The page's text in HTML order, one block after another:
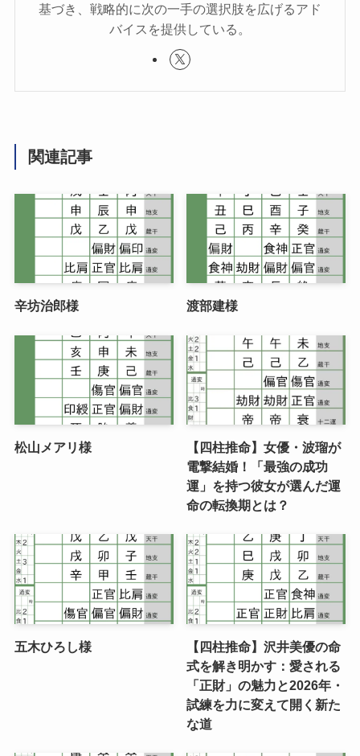
基づき、戦略的に次の一手の選択肢を広げるアド
バイスを提供している。
関連記事
辛坊治郎様 渡部建様
松山メアリ様
【四柱推命】女優・波瑠が
電撃結婚！「最強の成功
運」を持つ彼女が選んだ運
命の転換期とは？
五木ひろし様
【四柱推命】沢井美優の命
式を解き明かす：愛される
「正財」の魅力と2026年・
試練を力に変えて開く新た
な道